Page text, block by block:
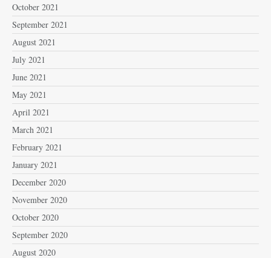
October 2021
September 2021
August 2021
July 2021
June 2021
May 2021
April 2021
March 2021
February 2021
January 2021
December 2020
November 2020
October 2020
September 2020
August 2020